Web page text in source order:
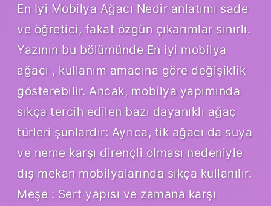
En Iyi Mobilya Ağacı Nedir anlatımı sade
ve öğretici, fakat özgün çıkarımlar sınırlı.
Yazının bu bölümünde En iyi mobilya
ağacı , kullanım amacına göre değişiklik
gösterebilir. Ancak, mobilya yapımında
sıkça tercih edilen bazı dayanıklı ağaç
türleri şunlardır: Ayrıca, tik ağacı da suya
ve neme karşı dirençli olması nedeniyle
dış mekan mobilyalarında sıkça kullanılır.
Meşe : Sert yapısı ve zamana karşı